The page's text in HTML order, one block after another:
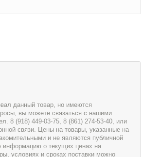
данный товар, но имеются
вы можете связаться с нашими
8 (918) 449-03-75, 8 (861) 274-53-40, или
связи. Цены на товары, указанные на
и не являются публичной
о текущих ценах на
условиях и сроках поставки можно